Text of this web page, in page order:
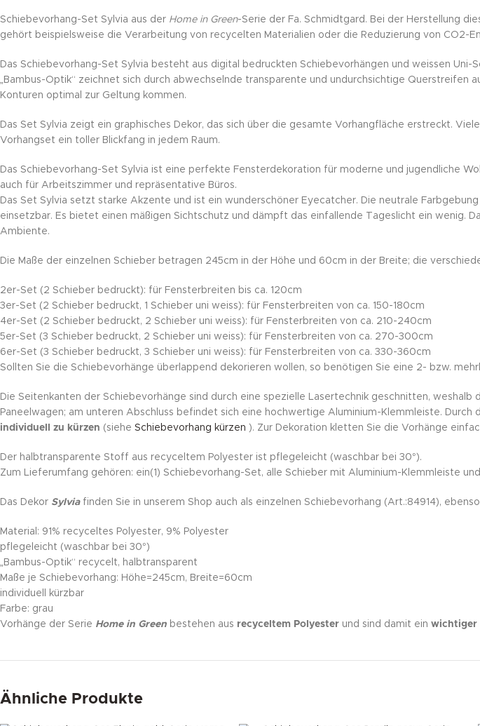
Schiebevorhang-Set Sylvia aus der Home in Green-Serie der Fa. Schmidtgard. Bei der Herstellung
gehört beispielsweise die Verarbeitung von recycelten Materialien oder die Reduzierung von CO2-
Das Schiebevorhang-Set Sylvia besteht aus digital bedruckten Schiebevorhängen und weissen
„Bambus-Optik“ zeichnet sich durch abwechselnde transparente und undurchsichtige Querstreifen
Konturen optimal zur Geltung kommen.
Das Set Sylvia zeigt ein graphisches Dekor, das sich über die gesamte Vorhangfläche erstreckt.
Vorhangset ein toller Blickfang in jedem Raum.
Das Schiebevorhang-Set Sylvia ist eine perfekte Fensterdekoration für moderne und jugendliche
auch für Arbeitszimmer und repräsentative Büros.
Das Set Sylvia setzt starke Akzente und ist ein wunderschöner Eyecatcher. Die neutrale
einsetzbar. Es bietet einen mäßigen Sichtschutz und dämpft das einfallende Tageslicht ein wenig.
Ambiente.
Die Maße der einzelnen Schieber betragen 245cm in der Höhe und 60cm in der Breite; die
2er-Set (2 Schieber bedruckt): für Fensterbreiten bis ca. 120cm
3er-Set (2 Schieber bedruckt, 1 Schieber uni weiss): für Fensterbreiten von ca. 150-180cm
4er-Set (2 Schieber bedruckt, 2 Schieber uni weiss): für Fensterbreiten von ca. 210-240cm
5er-Set (3 Schieber bedruckt, 2 Schieber uni weiss): für Fensterbreiten von ca. 270-300cm
6er-Set (3 Schieber bedruckt, 3 Schieber uni weiss): für Fensterbreiten von ca. 330-360cm
Sollten Sie die Schiebevorhänge überlappend dekorieren wollen, so benötigen Sie eine 2- bzw.
Die Seitenkanten der Schiebevorhänge sind durch eine spezielle Lasertechnik geschnitten,
Paneelwagen; am unteren Abschluss befindet sich eine hochwertige Aluminium-Klemmleiste.
individuell zu kürzen (siehe Schiebevorhang kürzen ). Zur Dekoration kletten Sie die Vorhänge
Der halbtransparente Stoff aus recyceltem Polyester ist pflegeleicht (waschbar bei 30°).
Zum Lieferumfang gehören: ein(1) Schiebevorhang-Set, alle Schieber mit Aluminium-Klemmleiste
Das Dekor Sylvia finden Sie in unserem Shop auch als einzelnen Schiebevorhang (Art.:84914),
Material: 91% recyceltes Polyester, 9% Polyester
pflegeleicht (waschbar bei 30°)
„Bambus-Optik“ recycelt, halbtransparent
Maße je Schiebevorhang: Höhe=245cm, Breite=60cm
individuell kürzbar
Farbe: grau
Vorhänge der Serie Home in Green bestehen aus recyceltem Polyester und sind damit ein wichtiger
Ähnliche Produkte